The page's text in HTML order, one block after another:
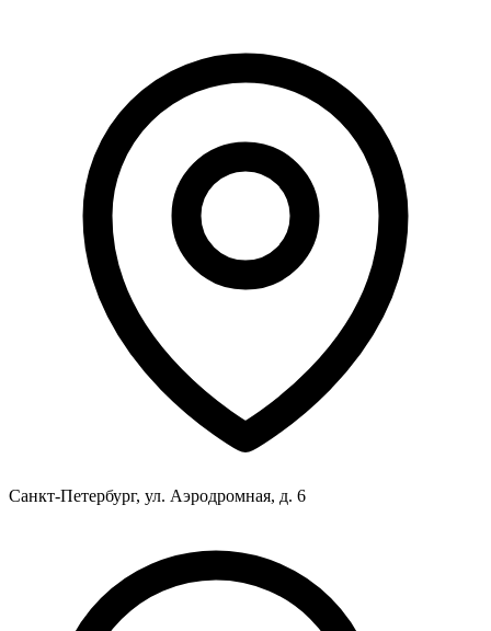
Санкт-Петербург, ул. Аэродромная, д. 6